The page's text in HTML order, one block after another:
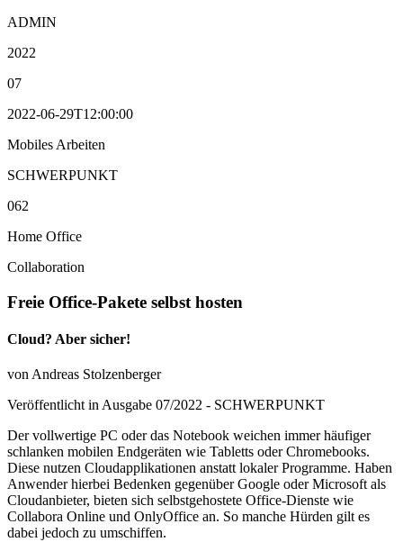
ADMIN
2022
07
2022-06-29T12:00:00
Mobiles Arbeiten
SCHWERPUNKT
062
Home Office
Collaboration
Freie Office-Pakete selbst hosten
Cloud? Aber sicher!
von Andreas Stolzenberger
Veröffentlicht in Ausgabe 07/2022 - SCHWERPUNKT
Der vollwertige PC oder das Notebook weichen immer häufiger
schlanken mobilen Endgeräten wie Tabletts oder Chromebooks.
Diese nutzen Cloudapplikationen anstatt lokaler Programme. Haben
Anwender hierbei Bedenken gegenüber Google oder Microsoft als
Cloudanbieter, bieten sich selbstgehostete Office-Dienste wie
Collabora Online und OnlyOffice an. So manche Hürden gilt es
dabei jedoch zu umschiffen.